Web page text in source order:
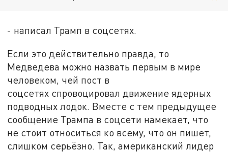
- написал Трамп в соцсетях.
Если это действительно правда, то
Медведева можно назвать первым в мире
человеком, чей пост в
соцсетях спровоцировал движение ядерных
подводных лодок. Вместе с тем предыдущее
сообщение Трампа в соцсети намекает, что
не стоит относиться ко всему, что он пишет,
слишком серьёзно. Так, американский лидер